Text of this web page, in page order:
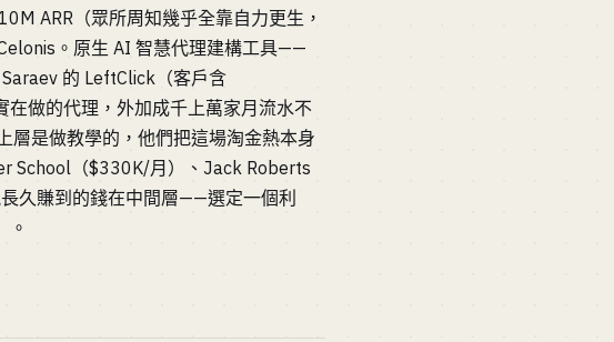
ARR（眾所周知幾乎全靠自力更生，
。原生 AI 智慧代理建構工具——
的 LeftClick（客戶含
做的代理，外加成千上萬家月流水不
層是做教學的，他們把這場淘金熱本身
School（$330K/月）、Jack Roberts
久賺到的錢在中間層——選定一個利
。